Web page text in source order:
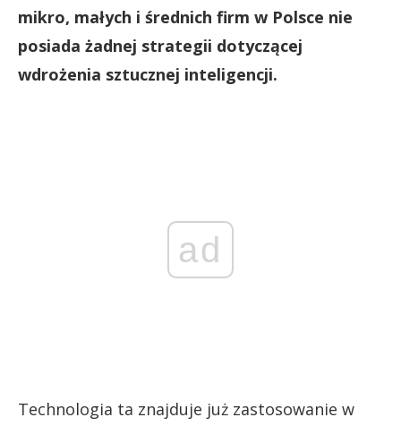
mikro, małych i średnich firm w Polsce nie
posiada żadnej strategii dotyczącej
wdrożenia sztucznej inteligencji.
ad
Technologia ta znajduje już zastosowanie w